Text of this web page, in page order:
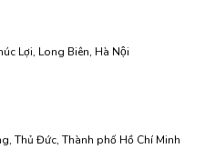
Lợi, Long Biên, Hà Nội
Thủ Đức, Thành phố Hồ Chí Minh